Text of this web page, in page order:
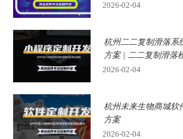
2026-02-04
杭州二二复制滑落系
方案 | 二二复制滑落
2026-02-04
杭州未来生物商城软
方案
2026-02-04